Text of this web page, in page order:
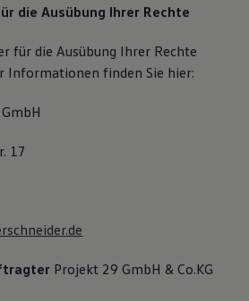
die Ausübung Ihrer Rechte
für die Ausübung Ihrer Rechte
Informationen finden Sie hier:
17
Projekt 29 GmbH & Co.KG